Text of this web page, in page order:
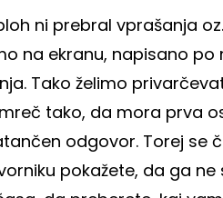
ni prebral vprašanja
na ekranu, napisano po
Tako želimo
tako, da mora prva
odgovor. Torej se
pokažete, da ga ne